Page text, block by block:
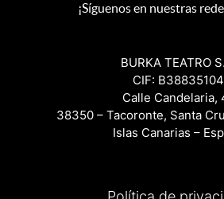
¡Síguenos en nuestras
BURKA TEATRO
CIF: B38835104
Calle Candelaria,
38350 – Tacoronte, Santa
Islas Canarias –